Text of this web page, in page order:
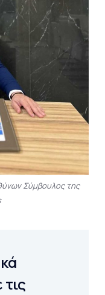
Σύμβουλος της